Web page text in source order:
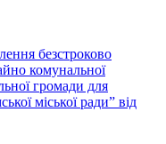
безстроково
комунальної
громади для
міської ради” від